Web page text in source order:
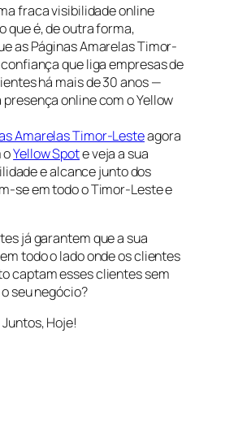
fraca visibilidade online
que é, de outra forma,
as Páginas Amarelas Timor-
que liga empresas de
há mais de 30 anos —
online com o Yellow
Amarelas Timor-Lesteagora
oYellow Spote veja a sua
e alcance junto dos
se em todo o Timor-Leste e
já garantem que a sua
todo o lado onde os clientes
captam esses clientes sem
seu negócio?
Hoje!